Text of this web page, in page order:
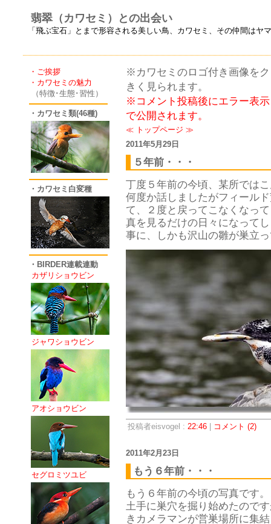
翡翠（カワセミ）との出会い
「飛ぶ宝石」とまで形容される美しい鳥、カワセミ、その仲間は
・ご挨拶
・カワセミの魅力
（特徴･生態･習性）
・カワセミ類(46種)
・カワセミ白変種
・BIRDER連載連動
カザリショウビン
ジャワショウビン
アオショウビン
セグロミツユビ
※カワセミのロゴ付き画像を
きく見られます。
※コメント投稿後にエラー表
で公開されます。
≪ トップページ ≫
2011年5月29日
５年前・・・
丁度５年前の今頃、某所では
何度か話しましたがフィール
て、２度と戻ってこなくなっ
真を見るだけの日々になって
事に、しかも沢山の雛が巣立
投稿者eisvogel : 22:46| コメント (2)
2011年2月23日
もう６年前・・・
もう６年前の今頃の写真です
土手に巣穴を掘り始めたので
きカメラマンが営巣場所に集